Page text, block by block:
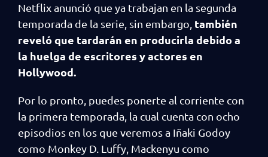
Netflix anunció que ya trabajan en la segunda
temporada de la serie, sin embargo, también
reveló que tardarán en producirla debido a
la huelga de escritores y actores en
Hollywood.
Por lo pronto, puedes ponerte al corriente con
la primera temporada, la cual cuenta con ocho
episodios en los que veremos a Iñaki Godoy
como Monkey D. Luffy, Mackenyu como